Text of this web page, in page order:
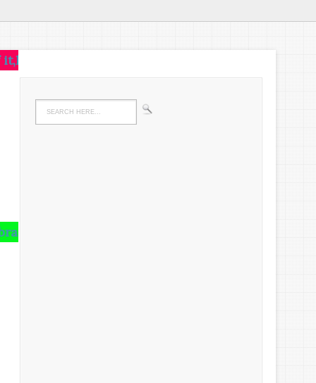
the brain,muscles,nerves,every part of
riot there,undigested all your life.We must